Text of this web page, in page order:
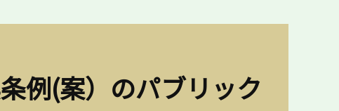
例(案）のパブリック